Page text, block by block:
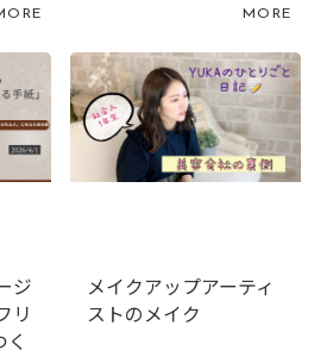
MORE
ジ
リ
メイクアップアーティ
ストのメイク